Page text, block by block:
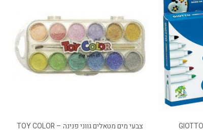
צבעי מים מטאלים גווני פנינה – TOY COLOR